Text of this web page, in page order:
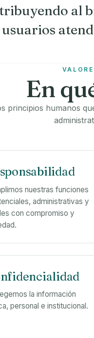
al
usuarios
En
principios humanos
nuestras funciones
administrativas y
con compromiso y
la información
personal e institucional.